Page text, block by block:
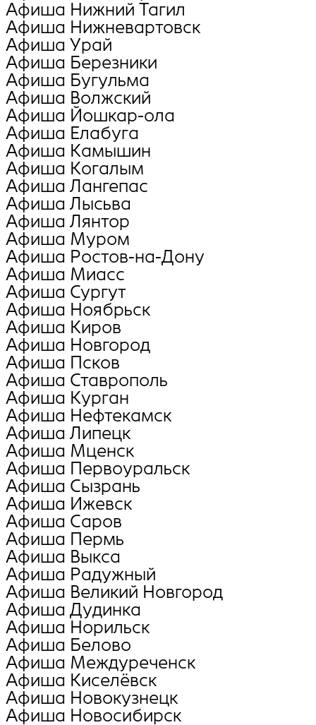
Афиша Нижний Тагил
Афиша Нижневартовск
Афиша Урай
Афиша Березники
Афиша Бугульма
Афиша Волжский
Афиша Йошкар-ола
Афиша Елабуга
Афиша Камышин
Афиша Когалым
Афиша Лангепас
Афиша Лысьва
Афиша Лянтор
Афиша Муром
Афиша Ростов-на-Дону
Афиша Миасс
Афиша Сургут
Афиша Ноябрьск
Афиша Киров
Афиша Новгород
Афиша Псков
Афиша Ставрополь
Афиша Курган
Афиша Нефтекамск
Афиша Липецк
Афиша Мценск
Афиша Первоуральск
Афиша Сызрань
Афиша Ижевск
Афиша Саров
Афиша Пермь
Афиша Выкса
Афиша Радужный
Афиша Великий Новгород
Афиша Дудинка
Афиша Норильск
Афиша Белово
Афиша Междуреченск
Афиша Киселёвск
Афиша Новокузнецк
Афиша Новосибирск